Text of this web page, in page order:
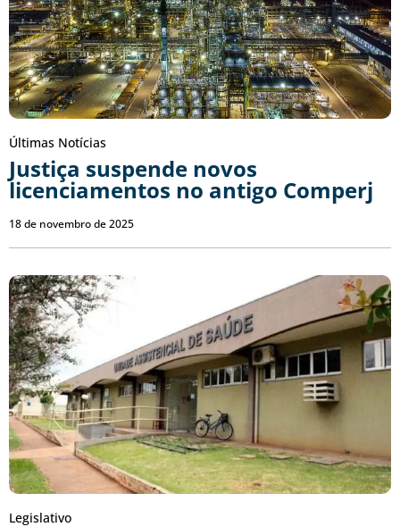
Últimas Notícias
Justiça suspende novos
licenciamentos no antigo Comperj
18 de novembro de 2025
Legislativo